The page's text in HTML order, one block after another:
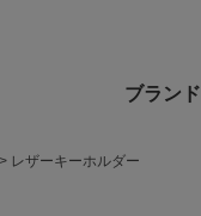
ブランド
レザーキーホルダー